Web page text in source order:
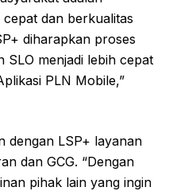
dan berkualitas
diharapkan proses
SLO menjadi lebih cepat
PLN Mobile,”
dengan LSP+ layanan
dan GCG. “Dengan
pihak lain yang ingin